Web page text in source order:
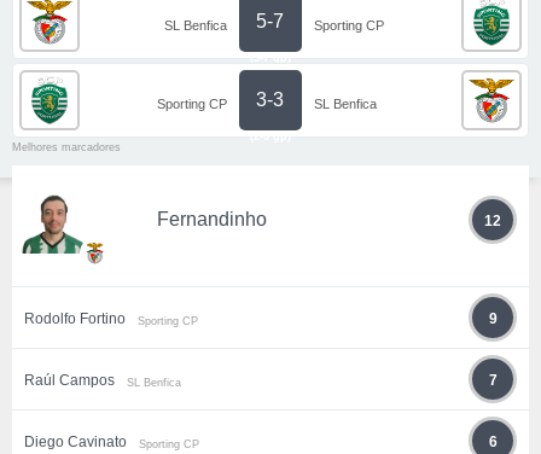
SL Benfica 5-7
(5-7 gp)
Sporting CP
Sporting CP 3-3
(2-0 gp)
SL Benfica
Melhores marcadores
Fernandinho 12
Rodolfo Fortino Sporting CP 9
Raúl Campos SL Benfica 7
Diego Cavinato Sporting CP 6